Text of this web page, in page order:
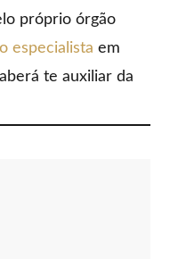
próprio órgão
especialistaem
te auxiliar da